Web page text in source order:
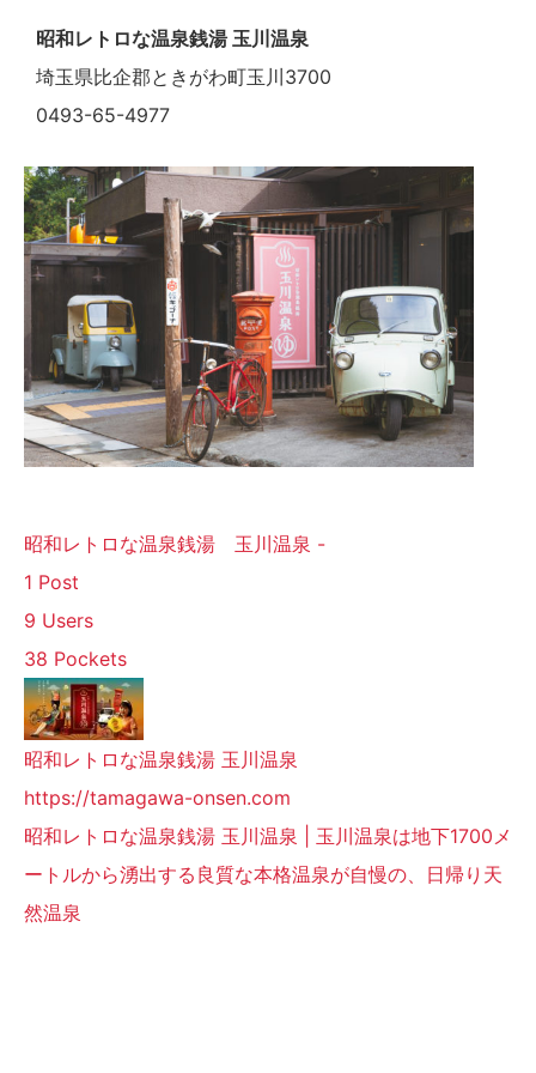
昭和レトロな温泉銭湯 玉川温泉
埼玉県比企郡ときがわ町玉川3700
0493-65-4977
昭和レトロな温泉銭湯 玉川温泉 -
1 Post
9 Users
38 Pockets
昭和レトロな温泉銭湯 玉川温泉
https://tamagawa-onsen.com
昭和レトロな温泉銭湯 玉川温泉 | 玉川温泉は地下1700メ
ートルから湧出する良質な本格温泉が自慢の、日帰り天
然温泉